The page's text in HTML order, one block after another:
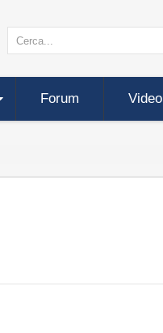
Forum Video